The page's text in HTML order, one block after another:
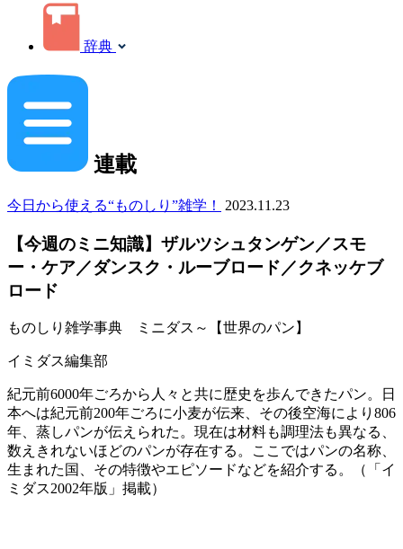
辞典
連載
今日から使える“ものしり”雑学！ 2023.11.23
【今週のミニ知識】ザルツシュタンゲン／スモ
ー・ケア／ダンスク・ルーブロード／クネッケブ
ロード
ものしり雑学事典 ミニダス～【世界のパン】
イミダス編集部
紀元前6000年ごろから人々と共に歴史を歩んできたパン。日
本へは紀元前200年ごろに小麦が伝来、その後空海により806
年、蒸しパンが伝えられた。現在は材料も調理法も異なる、
数えきれないほどのパンが存在する。ここではパンの名称、
生まれた国、その特徴やエピソードなどを紹介する。（「イ
ミダス2002年版」掲載）